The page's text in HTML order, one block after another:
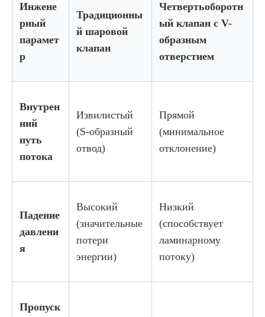
Инжене
рный
парамет
р
Традиционны
й шаровой
клапан
Четвертьоборотн
ый клапан с V-
образным
отверстием
Внутрен
ний
путь
потока
Извилистый
(S-образный
отвод)
Прямой
(минимальное
отклонение)
Падение
давлени
я
Высокий
(значительные
потери
энергии)
Низкий
(способствует
ламинарному
потоку)
Пропуск